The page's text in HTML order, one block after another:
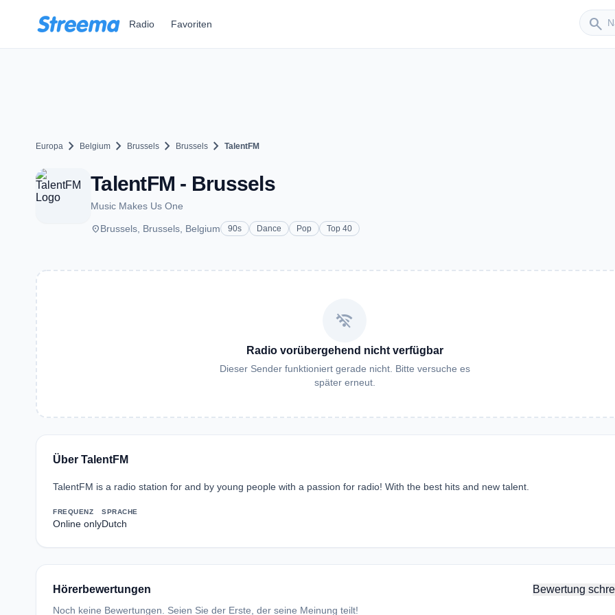
Radio Favoriten search
Europa chevron_right Belgium chevron_right Brussels chevron_right Brussels chevron_right TalentFM
TalentFM - Brussels
Music Makes Us One
placeBrussels, Brussels, Belgium 90s Dance Pop Top 40
wifi_off
Radio vorübergehend nicht verfügbar
Dieser Sender funktioniert gerade nicht. Bitte versuche es
später erneut.
Über TalentFM
TalentFM is a radio station for and by young people with a passion for radio! With the best hits and new talent.
FREQUENZ
Online only
SPRACHE
Dutch
Hörerbewertungen Bewertung
Noch keine Bewertungen. Seien Sie der Erste, der seine Meinung teilt!